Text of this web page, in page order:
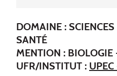
DOMAINE :
SANTÉ
MENTION : BIOLOGIE
UFR/INSTITUT :